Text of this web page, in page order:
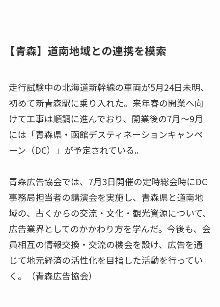
【青森】道南地域との連携を模索
走行試験中の北海道新幹線の車両が5月24日未明、
初めて新青森駅に乗り入れた。来年春の開業へ向
けて工事は順調に進んでおり、開業後の7月～9月
には「青森県・函館デスティネーションキャンペ
ーン（DC）」が予定されている。
青森広告協会では、7月3日開催の定時総会時にDC
事務局担当者の講演会を実施し、青森県と道南地
域の、古くからの交流・文化・観光資源について、
広告業界としてのかかわり方を学んだ。今後も、会
員相互の情報交換・交流の機会を設け、広告を通
じて地元経済の活性化を目指した活動を行ってい
く。（青森広告協会）